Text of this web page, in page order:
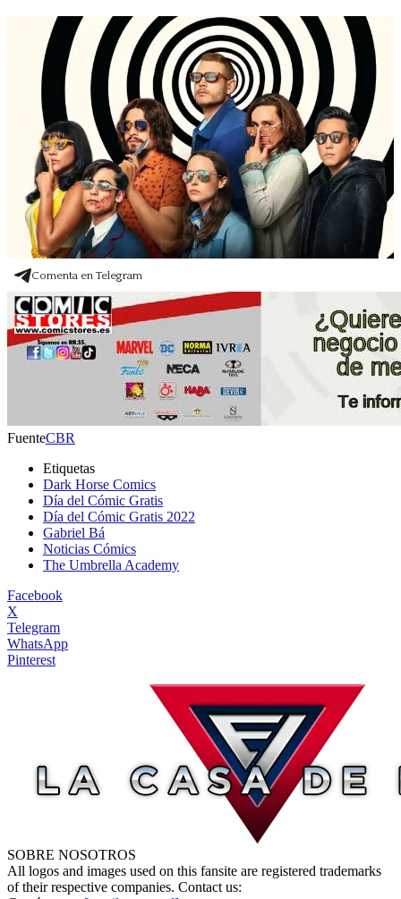
Comenta en Telegram
FuenteCBR
Etiquetas
Dark Horse Comics
Día del Cómic Gratis
Día del Cómic Gratis 2022
Gabriel Bá
Noticias Cómics
The Umbrella Academy
Facebook
X
Telegram
WhatsApp
Pinterest
SOBRE NOSOTROS
All logos and images used on this fansite are registered trademarks
of their respective companies. Contact us: